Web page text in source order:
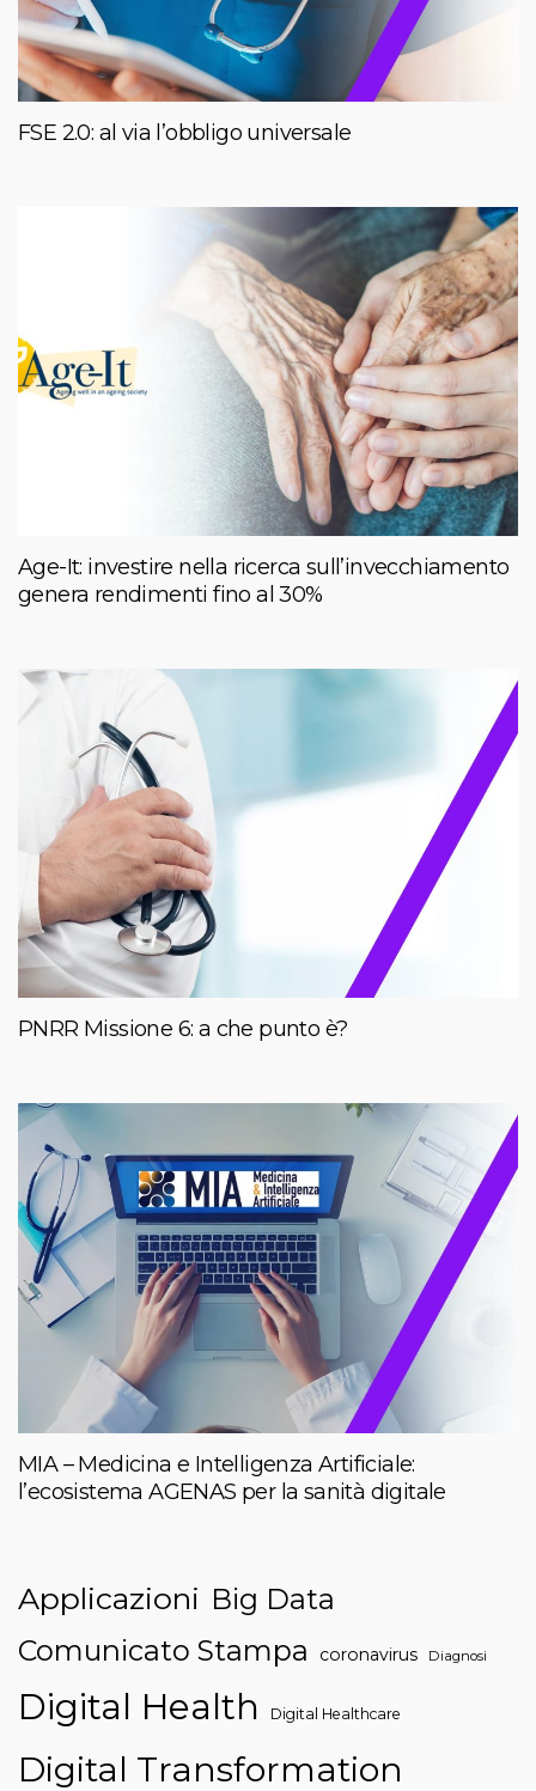
FSE 2.0: al via l’obbligo universale
Age-It: investire nella ricerca sull’invecchiamento
genera rendimenti fino al 30%
PNRR Missione 6: a che punto è?
MIA – Medicina e Intelligenza Artificiale:
l’ecosistema AGENAS per la sanità digitale
Applicazioni Big Data
Comunicato Stampa
coronavirus Diagnosi
Digital Health Digital Healthcare
Digital Transformation